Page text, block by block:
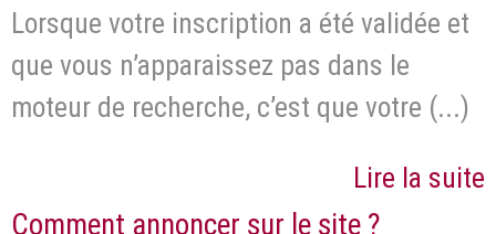
Lorsque votre inscription a été validée et
que vous n’apparaissez pas dans le
moteur de recherche, c’est que votre (...)
Lire la suite
Comment annoncer sur le site ?